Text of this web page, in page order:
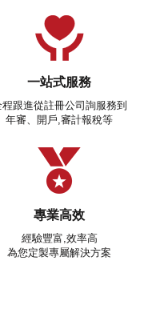
一站式服務
程跟進從註冊公司詢服務到
年審、開戶,審計報稅等
專業高效
經驗豐富,效率高
為您定製專屬解決方案